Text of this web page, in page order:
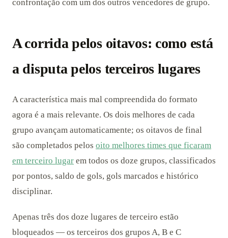
confrontação com um dos outros vencedores de grupo.
A corrida pelos oitavos: como está
a disputa pelos terceiros lugares
A característica mais mal compreendida do formato
agora é a mais relevante. Os dois melhores de cada
grupo avançam automaticamente; os oitavos de final
são completados pelos oito melhores times que ficaram
em terceiro lugar em todos os doze grupos, classificados
por pontos, saldo de gols, gols marcados e histórico
disciplinar.
Apenas três dos doze lugares de terceiro estão
bloqueados — os terceiros dos grupos A, B e C